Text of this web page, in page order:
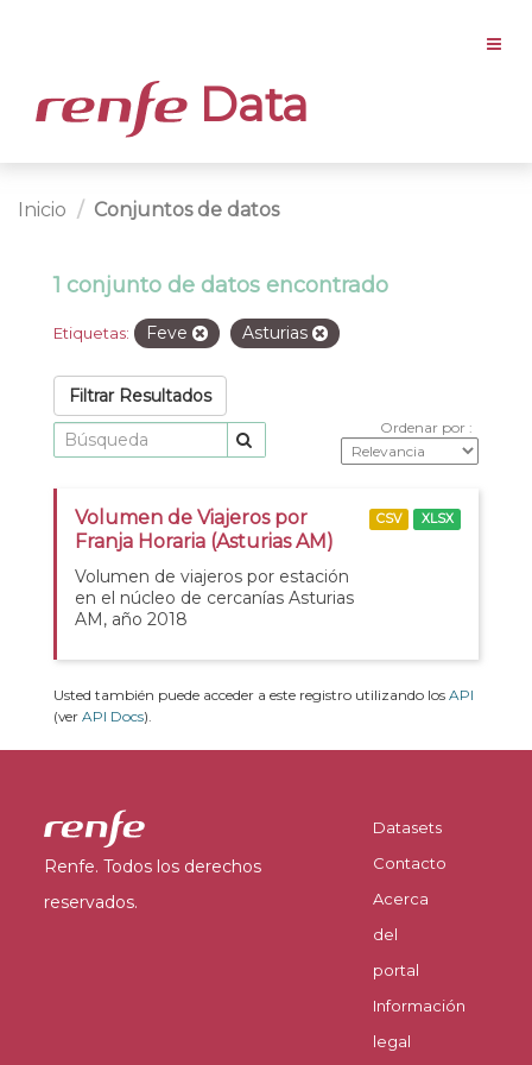
Data
Inicio Conjuntos de datos
1 conjunto de datos encontrado
Etiquetas: Feve Asturias
Filtrar Resultados
Ordenar por
Volumen de Viajeros por
Franja Horaria (Asturias AM)
Volumen de viajeros por estación
en el núcleo de cercanías Asturias
AM, año 2018
CSV XLSX
Usted también puede acceder a este registro utilizando los API
(ver API Docs).
Renfe. Todos los derechos
reservados.
Datasets
Contacto
Acerca
del
portal
Información
legal